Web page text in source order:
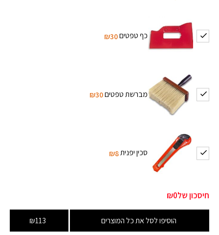
כף טפטים₪30
מברשת טפטים₪30
סכין יפנית₪8
חיסכון של₪0
הוסיפו לסל את כל המוצרים ₪113